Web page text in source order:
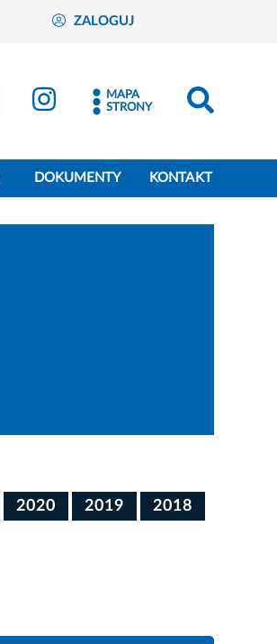
ZALOGUJ
MAPA
STRONY
DOKUMENTY KONTAKT
2020 2019
2018